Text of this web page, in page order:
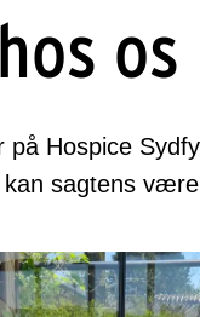
os
Hospice
sagtens